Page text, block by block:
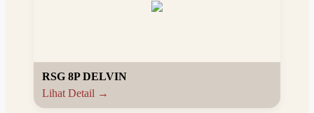
RSG 8P DELVIN
Lihat Detail →